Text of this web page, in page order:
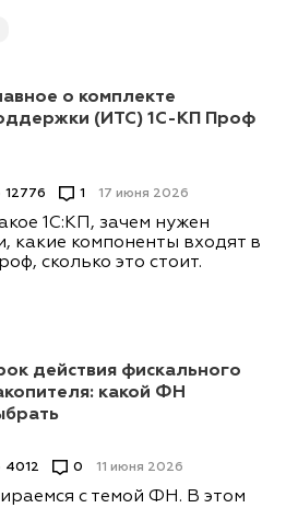
о комплекте
(ИТС) 1С-КП Проф
17 июня 2026
12776 1
1С:КП, зачем нужен
какие компоненты входят в
сколько это стоит.
действия фискального
какой ФН
11 июня 2026
4012 0
с темой ФН. В этом